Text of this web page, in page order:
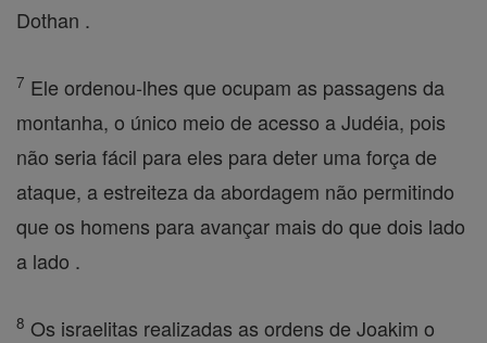
Dothan .
7 Ele ordenou-lhes que ocupam as passagens da
montanha, o único meio de acesso a Judéia, pois
não seria fácil para eles para deter uma força de
ataque, a estreiteza da abordagem não permitindo
que os homens para avançar mais do que dois lado
a lado .
8 Os israelitas realizadas as ordens de Joakim o